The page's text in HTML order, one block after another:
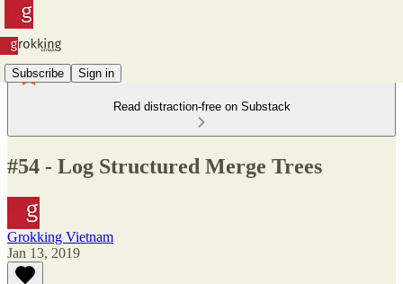
Subscribe Sign in
Read distraction-free on Substack
#54 - Log Structured Merge Trees
Grokking Vietnam
Jan 13, 2019